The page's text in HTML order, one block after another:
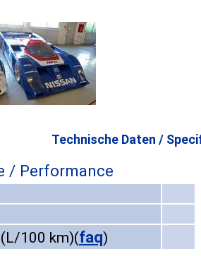
Technische Daten /
/ Performance
100 km)(faq)